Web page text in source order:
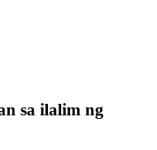
sa ilalim ng